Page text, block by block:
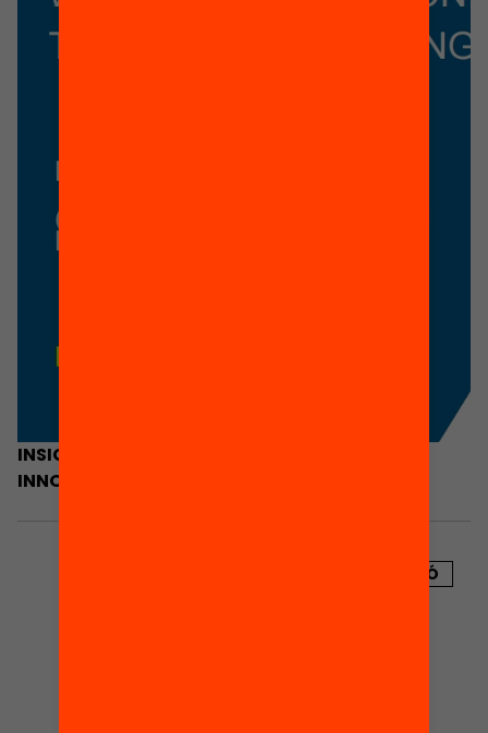
INSIGHTS FROM OECD/CERI WORK ON
INNOVATION, TEACHING & LEARNING
PUBLICACIÓ